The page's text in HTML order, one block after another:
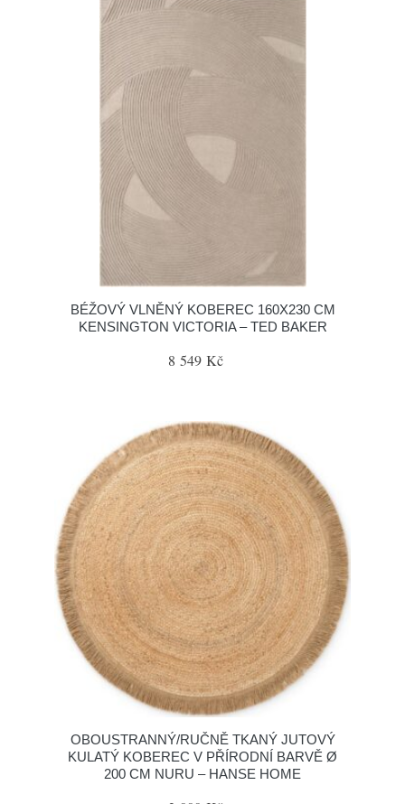
BÉŽOVÝ VLNĚNÝ KOBEREC 160X230 CM
KENSINGTON VICTORIA – TED BAKER
8 549 Kč
OBOUSTRANNÝ/RUČNĚ TKANÝ JUTOVÝ
KULATÝ KOBEREC V PŘÍRODNÍ BARVĚ Ø
200 CM NURU – HANSE HOME